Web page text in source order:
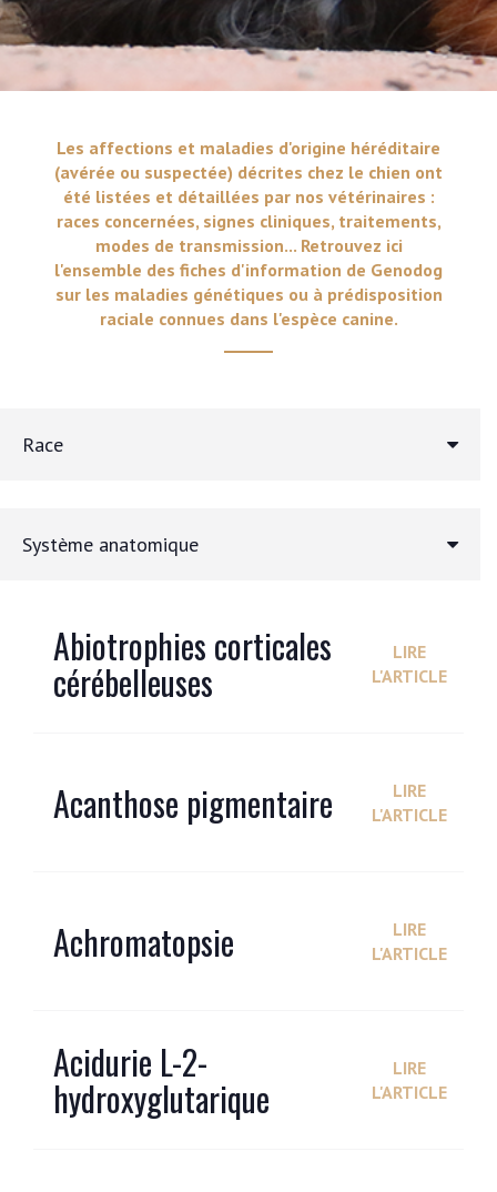
Les affections et maladies d'origine héréditaire
(avérée ou suspectée) décrites chez le chien ont
été listées et détaillées par nos vétérinaires :
races concernées, signes cliniques, traitements,
modes de transmission... Retrouvez ici
l'ensemble des fiches d'information de Genodog
sur les maladies génétiques ou à prédisposition
raciale connues dans l'espèce canine.
Race
Système anatomique
Abiotrophies corticales
cérébelleuses
LIRE
L'ARTICLE
Acanthose pigmentaire
LIRE
L'ARTICLE
Achromatopsie
LIRE
L'ARTICLE
Acidurie L-2-
hydroxyglutarique
LIRE
L'ARTICLE